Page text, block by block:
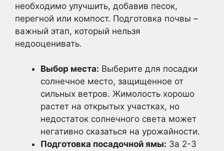
необходимо улучшить, добавив песок,
перегной или компост. Подготовка почвы –
важный этап, который нельзя
недооценивать.
Выбор места: Выберите для посадки
солнечное место, защищенное от
сильных ветров. Жимолость хорошо
растет на открытых участках, но
недостаток солнечного света может
негативно сказаться на урожайности.
Подготовка посадочной ямы: За 2-3